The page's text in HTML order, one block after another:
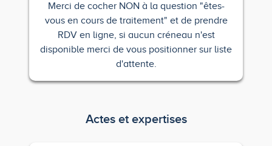
Merci de cocher NON à la question "êtes-
vous en cours de traitement" et de prendre
RDV en ligne, si aucun créneau n'est
disponible merci de vous positionner sur liste
d'attente.
Actes et expertises